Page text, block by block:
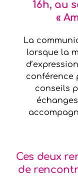
16h, au
«
La
lorsque la
conférence
conseils
Ces deux
de